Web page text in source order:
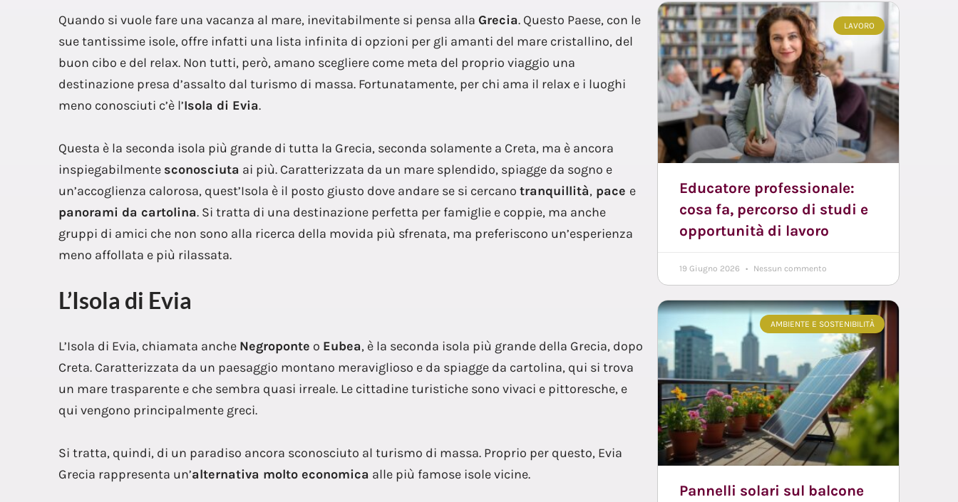
Quando si vuole fare una vacanza al mare, inevitabilmente si pensa alla Grecia. Questo Paese, con le
sue tantissime isole, offre infatti una lista infinita di opzioni per gli amanti del mare cristallino, del
buon cibo e del relax. Non tutti, però, amano scegliere come meta del proprio viaggio una
destinazione presa d’assalto dal turismo di massa. Fortunatamente, per chi ama il relax e i luoghi
meno conosciuti c’è l’Isola di Evia.
Questa è la seconda isola più grande di tutta la Grecia, seconda solamente a Creta, ma è ancora
inspiegabilmente sconosciuta ai più. Caratterizzata da un mare splendido, spiagge da sogno e
un’accoglienza calorosa, quest’Isola è il posto giusto dove andare se si cercano tranquillità, pace e
panorami da cartolina. Si tratta di una destinazione perfetta per famiglie e coppie, ma anche
gruppi di amici che non sono alla ricerca della movida più sfrenata, ma preferiscono un’esperienza
meno affollata e più rilassata.
L’Isola di Evia
L’Isola di Evia, chiamata anche Negroponte o Eubea, è la seconda isola più grande della Grecia, dopo
Creta. Caratterizzata da un paesaggio montano meraviglioso e da spiagge da cartolina, qui si trova
un mare trasparente e che sembra quasi irreale. Le cittadine turistiche sono vivaci e pittoresche, e
qui vengono principalmente greci.
Si tratta, quindi, di un paradiso ancora sconosciuto al turismo di massa. Proprio per questo, Evia
Grecia rappresenta un’alternativa molto economica alle più famose isole vicine.
LAVORO
Educatore professionale:
cosa fa, percorso di studi e
opportunità di lavoro
19 Giugno 2026 Nessun commento
AMBIENTE E SOSTENIBILITÀ
Pannelli solari sul balcone